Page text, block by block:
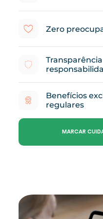
Zero
Benefícios
regulares
MARCAR